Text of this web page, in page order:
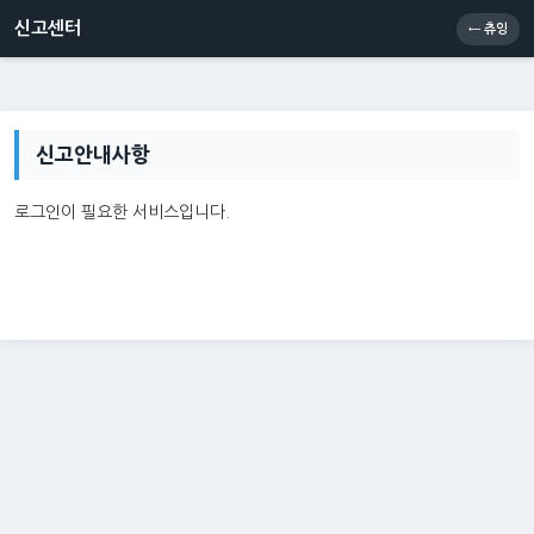
신고센터 메인
신고센터 ← 츄잉
신고안내사항
로그인이 필요한 서비스입니다.